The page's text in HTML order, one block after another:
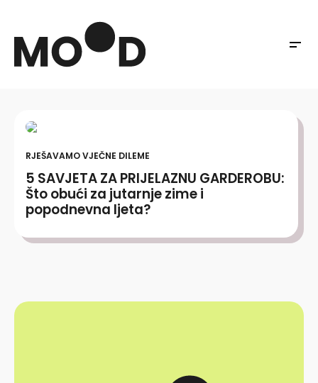
RJEŠAVAMO VJEČNE DILEME
5 SAVJETA ZA PRIJELAZNU GARDEROBU:
Što obući za jutarnje zime i
popodnevna ljeta?